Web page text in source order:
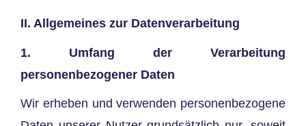
II. Allgemeines zur Datenverarbeitung
1. Umfang der Verarbeitung
personenbezogener Daten
Wir erheben und verwenden personenbezogene